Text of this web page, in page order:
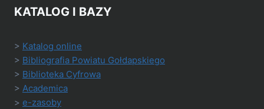
KATALOG I BAZY
> Katalog online
> Bibliografia Powiatu Gołdapskiego
> Biblioteka Cyfrowa
> Academica
> e-zasoby